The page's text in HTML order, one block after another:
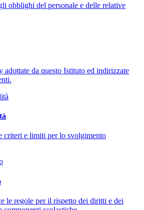
obblighi del personale e delle relative
da questo Istituto ed indirizzate
criteri e limiti per lo svolgimento
le regole per il rispetto dei diritti e dei